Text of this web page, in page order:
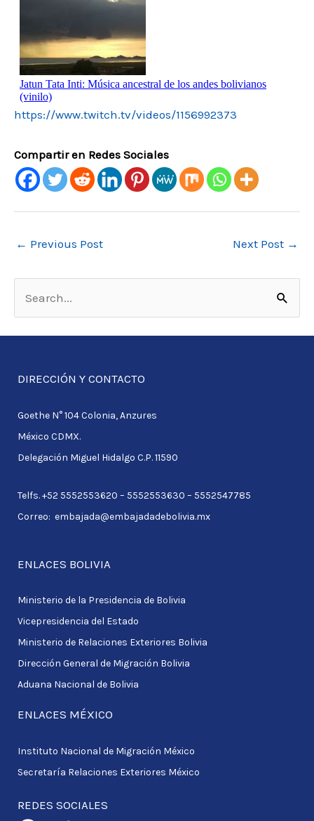
https://www.twitch.tv/videos/1156992373
Compartir en Redes Sociales
← Previous Post Next Post →
h
DIRECCIÓN Y CONTACTO
Goethe N° 104 Colonia, Anzures
México CDMX.
Delegación Miguel Hidalgo C.P. 11590
Telfs. +52 5552553620 – 5552553630 – 5552547785
Correo: embajada@embajadadebolivia.mx
ENLACES BOLIVIA
Ministerio de la Presidencia de Bolivia
Vicepresidencia del Estado
Ministerio de Relaciones Exteriores Bolivia
Dirección General de Migración Bolivia
Aduana Nacional de Bolivia
ENLACES MÉXICO
Instituto Nacional de Migración México
Secretaría Relaciones Exteriores México
REDES SOCIALES